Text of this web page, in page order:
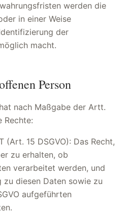
werden die
in einer Weise
der
macht.
Person
nach Maßgabe der Artt.
Rechte:
(Art. 15 DSGVO): Das Recht,
zu erhalten, ob
verarbeitet werden, und
zu diesen Daten sowie zu
aufgeführten